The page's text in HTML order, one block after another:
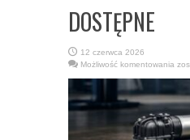
DOSTĘPNE
12 czerwca 2026
Możliwość komentowania
JUŻ